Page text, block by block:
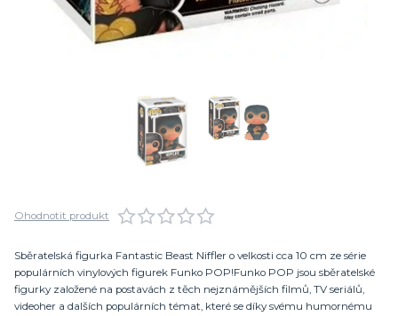
Ohodnotit produkt
Sběratelská figurka Fantastic Beast Niffler o velkosti cca 10 cm ze série
populárních vinylových figurek Funko POP!Funko POP jsou sběratelské
figurky založené na postavách z těch nejznámějších filmů, TV seriálů,
videoher a dalších populárních témat, které se díky svému humornému